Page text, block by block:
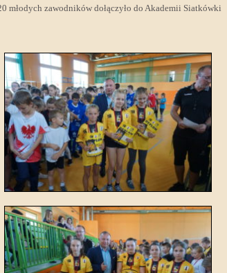
młodych zawodników dołączyło do Akademii Siatkówki